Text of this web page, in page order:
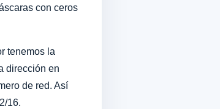
con ceros
tenemos la
dirección en
de red. Así
16.